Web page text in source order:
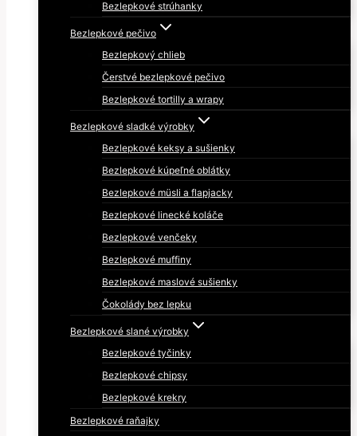
Bezlepkové strúhanky
Bezlepkové pečivo
Bezlepkový chlieb
Čerstvé bezlepkové pečivo
Bezlepkové tortilly a wrapy
Bezlepkové sladké výrobky
Bezlepkové keksy a sušienky
Bezlepkové kúpeľné oblátky
Bezlepkové müsli a flapjacky
Bezlepkové linecké koláče
Bezlepkové venčeky
Bezlepkové muffiny
Bezlepkové maslové sušienky
Čokolády bez lepku
Bezlepkové slané výrobky
Bezlepkové tyčinky
Bezlepkové chipsy
Bezlepkové krekry
Bezlepkové raňajky